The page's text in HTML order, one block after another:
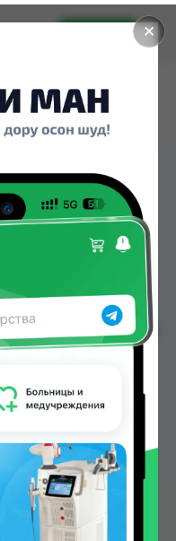
✕
Установить
СИРОП
или
Аптека + 24/7,
№2, Ватан №2,
TJS до 66.70 TJS
Таджикистана